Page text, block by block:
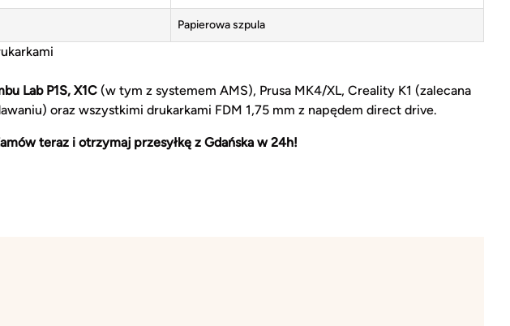
Papierowa szpula
Lab P1S, X1C (w tym z systemem AMS), Prusa MK4/XL, Creality K1 (zalecana
oraz wszystkimi drukarkami FDM 1,75 mm z napędem direct drive.
teraz i otrzymaj przesyłkę z Gdańska w 24h!